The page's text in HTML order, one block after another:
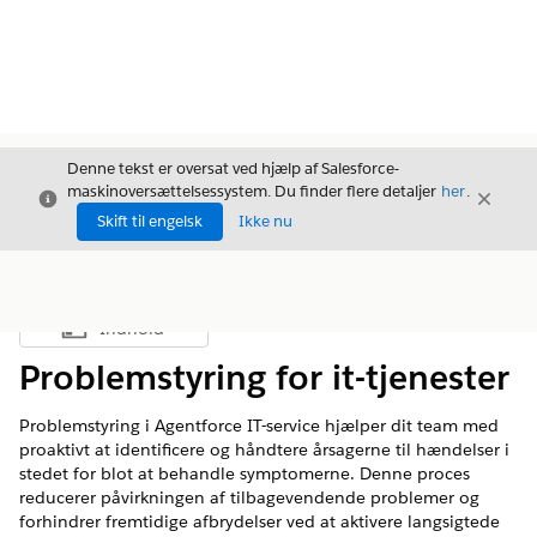
Luk
Denne tekst er oversat ved hjælp af Salesforce-
maskinoversættelsessystem. Du finder flere detaljer her.
Skift til engelsk
Ikke nu
Luk
Vis indholdsfortegnelse
Indhold
Problemstyring for it-tjenester
Problemstyring i Agentforce IT-service hjælper dit team med
proaktivt at identificere og håndtere årsagerne til hændelser i
stedet for blot at behandle symptomerne. Denne proces
reducerer påvirkningen af tilbagevendende problemer og
forhindrer fremtidige afbrydelser ved at aktivere langsigtede